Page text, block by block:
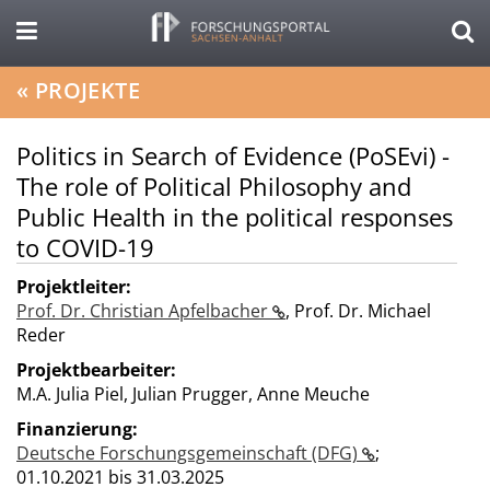
« PROJEKTE
Politics in Search of Evidence (PoSEvi) -
The role of Political Philosophy and
Public Health in the political responses
to COVID-19
Projektleiter:
Prof. Dr. Christian Apfelbacher
, Prof. Dr. Michael
Reder
Projektbearbeiter:
M.A. Julia Piel, Julian Prugger, Anne Meuche
Finanzierung:
Deutsche Forschungsgemeinschaft (DFG)
;
01.10.2021 bis 31.03.2025